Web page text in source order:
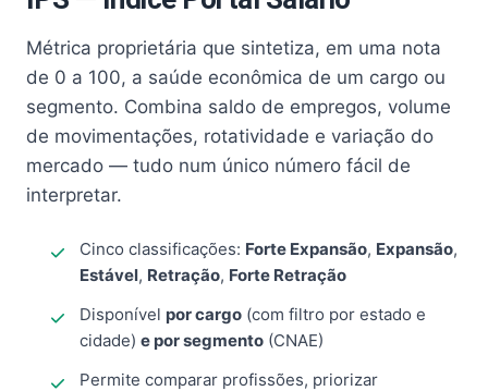
Métrica proprietária que sintetiza, em uma nota
de 0 a 100, a saúde econômica de um cargo ou
segmento. Combina saldo de empregos, volume
de movimentações, rotatividade e variação do
mercado — tudo num único número fácil de
interpretar.
Cinco classificações: Forte Expansão, Expansão,
Estável, Retração, Forte Retração
Disponível por cargo (com filtro por estado e
cidade) e por segmento (CNAE)
Permite comparar profissões, priorizar